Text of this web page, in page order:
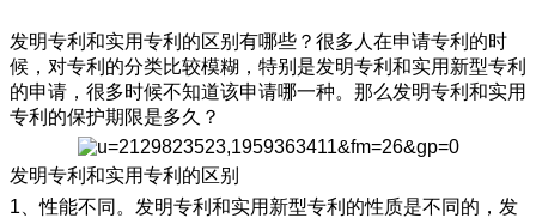
发明专利和实用专利的区别有哪些？很多人在申请专利的时
候，对专利的分类比较模糊，特别是发明专利和实用新型专利
的申请，很多时候不知道该申请哪一种。那么发明专利和实用
专利的保护期限是多久？
发明专利和实用专利的区别
1、性能不同。发明专利和实用新型专利的性质是不同的，发